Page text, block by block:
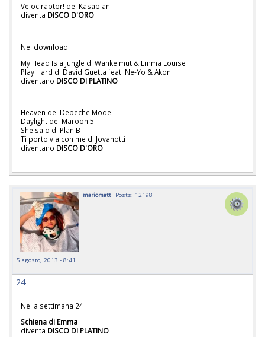
Velociraptor! dei Kasabian
diventa DISCO D'ORO
Nei download
My Head Is a Jungle di Wankelmut & Emma Louise
Play Hard di David Guetta feat. Ne-Yo & Akon
diventano DISCO DI PLATINO
Heaven dei Depeche Mode
Daylight dei Maroon 5
She said di Plan B
Ti porto via con me di Jovanotti
diventano DISCO D'ORO
mariomatt Posts: 12198
5 agosto, 2013 - 8:41
24
Nella settimana 24
Schiena di Emma
diventa DISCO DI PLATINO